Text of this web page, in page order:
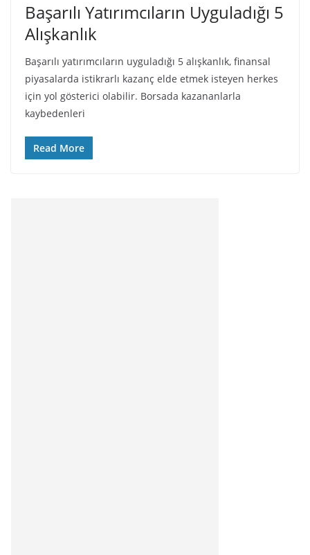
Başarılı Yatırımcıların Uyguladığı 5
Alışkanlık
Başarılı yatırımcıların uyguladığı 5 alışkanlık, finansal
piyasalarda istikrarlı kazanç elde etmek isteyen herkes
için yol gösterici olabilir. Borsada kazananlarla
kaybedenleri
Read More